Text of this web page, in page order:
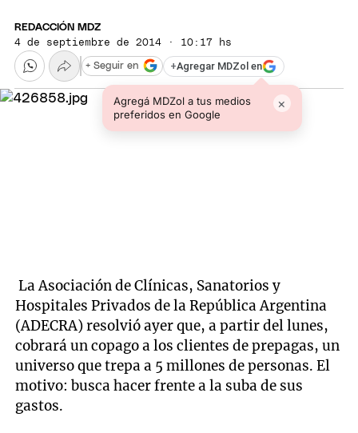
REDACCIÓN MDZ
4 de septiembre de 2014 · 10:17 hs
+Agregar MDZol en
Agregá MDZol a tus medios
preferidos en Google
×
+ Seguir en
La Asociación de Clínicas, Sanatorios y
Hospitales Privados de la República Argentina
(ADECRA) resolvió ayer que, a partir del lunes,
cobrará un copago a los clientes de prepagas, un
universo que trepa a 5 millones de personas. El
motivo: busca hacer frente a la suba de sus
gastos.